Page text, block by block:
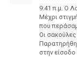
9:41 π.μ. Ο
Μέχρι
που
Οι
στην